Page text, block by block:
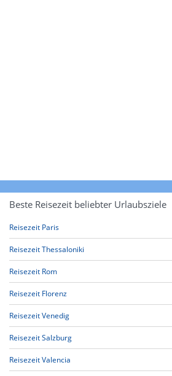
Beste Reisezeit beliebter Urlaubsziele
Reisezeit Paris
Reisezeit Thessaloniki
Reisezeit Rom
Reisezeit Florenz
Reisezeit Venedig
Reisezeit Salzburg
Reisezeit Valencia